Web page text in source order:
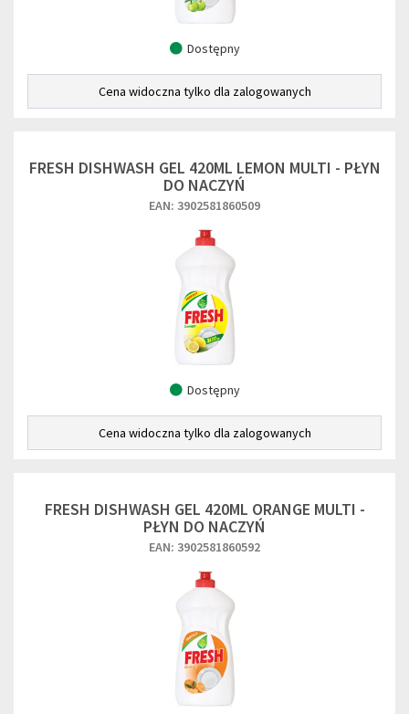
Dostępny
Cena widoczna tylko dla zalogowanych
FRESH DISHWASH GEL 420ML LEMON MULTI - PŁYN
DO NACZYŃ
EAN: 3902581860509
Dostępny
Cena widoczna tylko dla zalogowanych
FRESH DISHWASH GEL 420ML ORANGE MULTI -
PŁYN DO NACZYŃ
EAN: 3902581860592